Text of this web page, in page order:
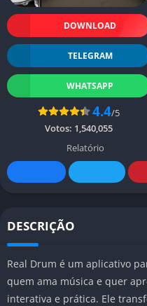
DOWNLOAD
TELEGRAM
WHATSAPP
4.4/5
Votos: 1,540,055
Relatório
DESCRIÇÃO
Real Drum é um aplicativo
quem ama música e quer
interativa e prática. Ele